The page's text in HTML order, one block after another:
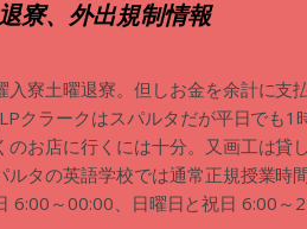
寮、外出規制情報
入寮土曜退寮。但しお金を余計に支
クラークはスパルタだが平日でも
のお店に行くには十分。又画工は貸
ルタの英語学校では通常正規授業時
6:00～00:00、日曜日と祝日 6:00～